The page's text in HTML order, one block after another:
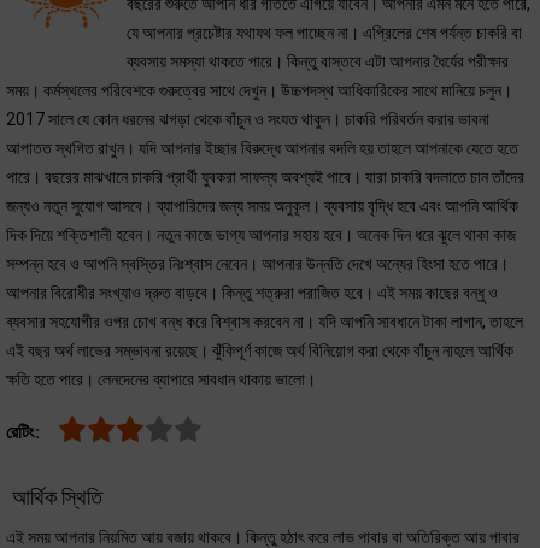
যে আপনার প্রচেষ্টার যথাযথ ফল পাচ্ছেন না। এপ্রিলের শেষ পর্যন্ত চাকরি বা
ব্যবসায় সমস্যা থাকতে পারে। কিন্তু বাস্তবে এটা আপনার ধৈর্যের পরীক্ষার
সময়। কর্মস্থলের পরিবেশকে গুরুত্বের সাথে দেখুন। উচ্চপদস্থ আধিকারিকের সাথে মানিয়ে চলুন।
2017 সালে যে কোন ধরনের ঝগড়া থেকে বাঁচুন ও সংযত থাকুন। চাকরি পরিবর্তন করার ভাবনা
আপাতত স্থগিত রাখুন। যদি আপনার ইচ্ছার বিরুদ্ধে আপনার বদলি হয় তাহলে আপনাকে যেতে হতে
পারে। বছরের মাঝখানে চাকরি প্রার্থী যুবকরা সাফল্য অবশ্যই পাবে। যারা চাকরি বদলাতে চান তাঁদের
জন্যও নতুন সুযোগ আসবে। ব্যাপারিদের জন্য সময় অনুকূল। ব্যবসায় বৃদ্ধি হবে এবং আপনি আর্থিক
দিক দিয়ে শক্তিশালী হবেন। নতুন কাজে ভাগ্য আপনার সহায় হবে। অনেক দিন ধরে ঝুলে থাকা কাজ
সম্পন্ন হবে ও আপনি স্বস্তির নিঃশ্বাস নেবেন। আপনার উন্নতি দেখে অন্যের হিংসা হতে পারে।
আপনার বিরোধীর সংখ্যাও দ্রুত বাড়বে। কিন্তু শত্রুরা পরাজিত হবে। এই সময় কাছের বন্ধু ও
ব্যবসার সহযোগীর ওপর চোখ বন্ধ করে বিশ্বাস করবেন না। যদি আপনি সাবধানে টাকা লাগান, তাহলে
এই বছর অর্থ লাভের সম্ভাবনা রয়েছে। ঝুঁকিপূর্ণ কাজে অর্থ বিনিয়োগ করা থেকে বাঁচুন নাহলে আর্থিক
ক্ষতি হতে পারে। লেনদেনের ব্যাপারে সাবধান থাকায় ভালো।
রেটিং:
আর্থিক স্থিতি
এই সময় আপনার নিয়মিত আয় বজায় থাকবে। কিন্তু হঠাৎ করে লাভ পাবার বা অতিরিক্ত আয় পাবার